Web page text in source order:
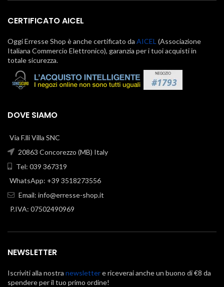
CERTIFICATO AICEL
Oggi Erresse Shop è anche certificato da AICEL (Associazione
Italiana Commercio Elettronico), garanzia per i tuoi acquisti in
totale sicurezza.
DOVE SIAMO
Via F.lli Villa SNC
20863 Concorezzo (MB) Italy
Tel: 039 367319
WhatsApp: +39 3518273556
Email: info@erresse-shop.it
P.IVA: 07502490969
NEWSLETTER
Iscriviti alla nostra newslettere riceverai anche un buono di €8 da
spendere per il tuo primo ordine!